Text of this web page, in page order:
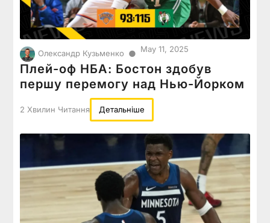
Олександр Кузьменко ● May 11, 2025
Плей-оф НБА: Бостон здобув
першу перемогу над Нью-Йорком
2 Хвилин Читання Детальніше